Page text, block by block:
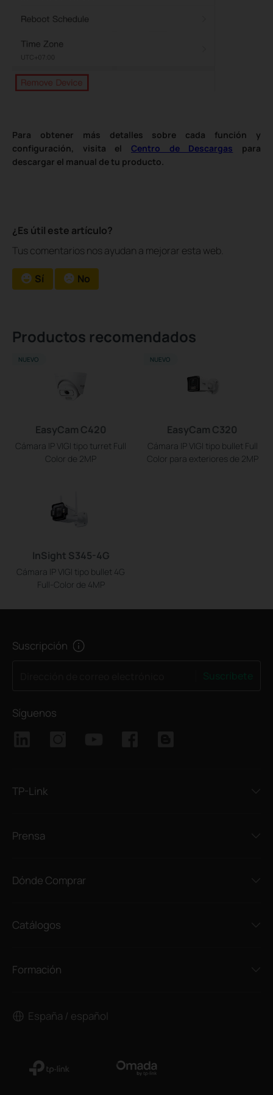
Para obtener más detalles sobre cada función y
configuración, visita el Centro de Descargas para
descargar el manual de tu producto.
¿Es útil este artículo?
Tus comentarios nos ayudan a mejorar esta web.
Sí No
Productos recomendados
EasyCam C420
Cámara IP VIGI tipo turret Full
Color de 2MP
NUEVO
EasyCam C320
Cámara IP VIGI tipo bullet Full
Color para exteriores de 2MP
NUEVO
InSight S345-4G
Cámara IP VIGI tipo bullet 4G
Full-Color de 4MP
Suscripción
Síguenos
TP-Link
Prensa
Dónde Comprar
Catálogos
Formación
España / español